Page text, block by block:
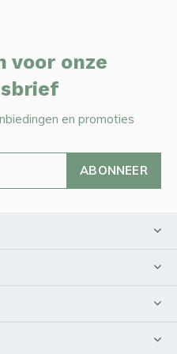
voor onze
en promoties
ABONNEER